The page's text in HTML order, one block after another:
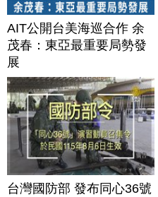
AIT公開台美海巡合作 余
茂春：東亞最重要局勢發
展
台灣國防部 發布同心36號